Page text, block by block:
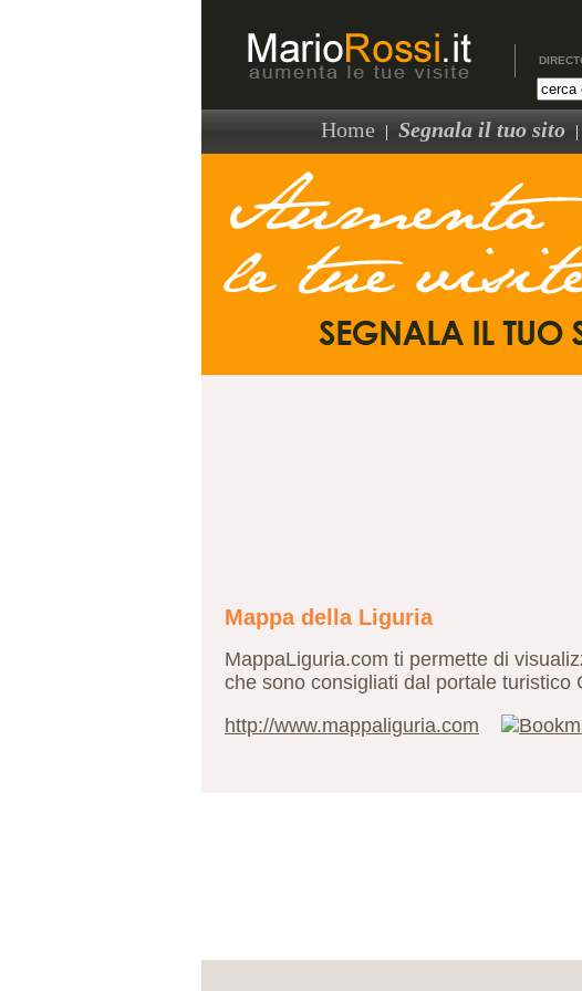
Home | Segnala il tuo sito |
Mappa della Liguria
MappaLiguria.com ti permette di
che sono consigliati dal portale turistico
http://www.mappaliguria.com